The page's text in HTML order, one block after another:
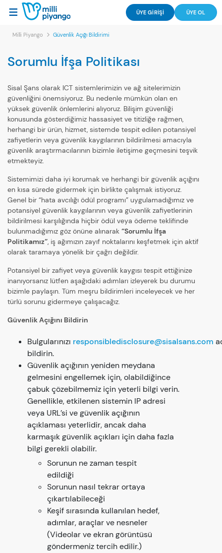
ÜYE GİRİŞİ ÜYE OL
Milli Piyango Güvenlik Açığı Bildirimi
Sorumlu İfşa Politikası
Sisal Şans olarak ICT sistemlerimizin ve ağ sitelerimizin
güvenliğini önemsiyoruz. Bu nedenle mümkün olan en
yüksek güvenlik önlemlerini alıyoruz. Bilişim güvenliği
konusunda gösterdiğimiz hassasiyet ve titizliğe rağmen,
herhangi bir ürün, hizmet, sistemde tespit edilen potansiyel
zafiyetlerin veya güvenlik kaygılarının bildirilmesi amacıyla
güvenlik araştırmacılarının bizimle iletişime geçmesini teşvik
etmekteyiz.
Sistemimizi daha iyi korumak ve herhangi bir güvenlik açığını
en kısa sürede gidermek için birlikte çalışmak istiyoruz.
Genel bir “hata avcılığı ödül programı” uygulamadığımız ve
potansiyel güvenlik kaygılarının veya güvenlik zafiyetlerinin
bildirilmesi karşılığında hiçbir ödül veya ödeme teklifinde
bulunmadığımız göz önüne alınarak “Sorumlu İfşa
Politikamız”, iş ağımızın zayıf noktalarını keşfetmek için aktif
olarak taramaya yönelik bir çağrı değildir.
Potansiyel bir zafiyet veya güvenlik kaygısı tespit ettiğinize
inanıyorsanız lütfen aşağıdaki adımları izleyerek bu durumu
bizimle paylaşın. Tüm meşru bildirimleri inceleyecek ve her
türlü sorunu gidermeye çalışacağız.
Güvenlik Açığını Bildirin
Bulgularınızı responsibledisclosure@sisalsans.com
bildirin.
Güvenlik açığının yeniden meydana
gelmesini engellemek için, olabildiğince
çabuk çözebilmemiz için yeterli bilgi verin.
Genellikle, etkilenen sistemin IP adresi
veya URL’si ve güvenlik açığının
açıklaması yeterlidir, ancak daha
karmaşık güvenlik açıkları için daha fazla
bilgi gerekli olabilir.
Sorunun ne zaman tespit
edildiği
Sorunun nasıl tekrar ortaya
çıkartılabileceği
Keşif sırasında kullanılan hedef,
adımlar, araçlar ve nesneler
(Videolar ve ekran görüntüsü
göndermeniz tercih edilir.)